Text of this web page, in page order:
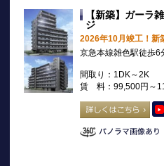
【新築】ガーラ
ジ
2026年10月竣工！新
京急本線雑色駅徒歩6
間取り：1DK～2K
賃 料：99,500円～